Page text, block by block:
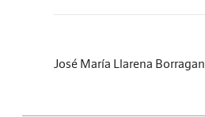
José María Llarena Borragan